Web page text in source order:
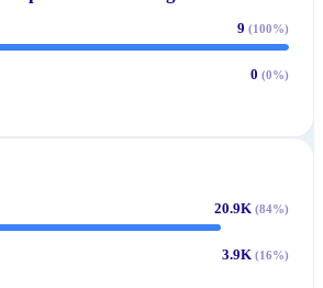
9 (100%)
0 (0%)
20.9K (84%)
3.9K (16%)